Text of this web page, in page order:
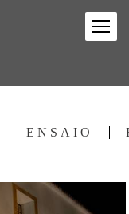
ENSAIO